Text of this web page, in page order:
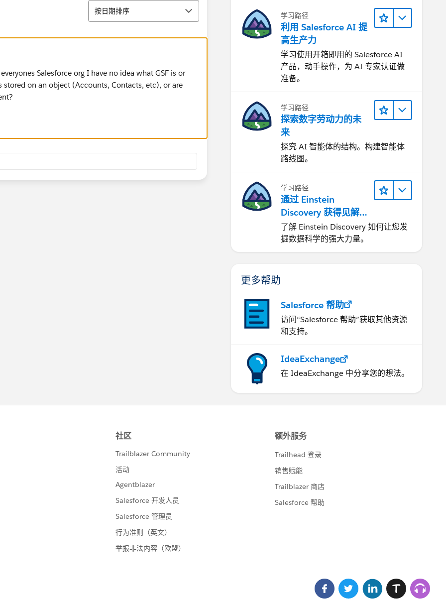
排序
按日期排序
Salesforce org I have no idea what GSF is or
stored on an object (Accounts, Contacts, etc), or are
学习路径
利用 Salesforce AI 提
高生产力
学习使用开箱即用的 Salesforce AI
产品，动手操作，为 AI 专家认证做
准备。
学习路径
探索数字劳动力的未
来
探究 AI 智能体的结构。构建智能体
路线图。
学习路径
通过 Einstein
Discovery 获得见解并
改进结果
了解 Einstein Discovery 如何让您发
掘数据科学的强大力量。
更多帮助
Salesforce 帮助
访问“Salesforce 帮助”获取其他资源
和支持。
IdeaExchange
在 IdeaExchange 中分享您的想法。